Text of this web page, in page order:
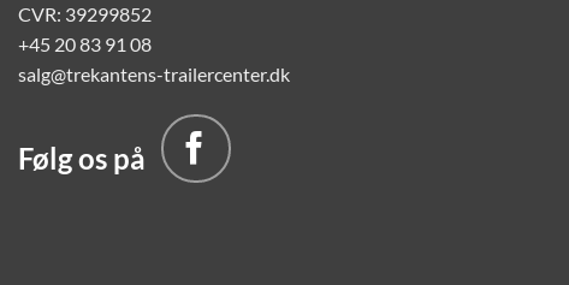
CVR: 39299852
+45 20 83 91 08
salg@trekantens-trailercenter.dk
Følg os på